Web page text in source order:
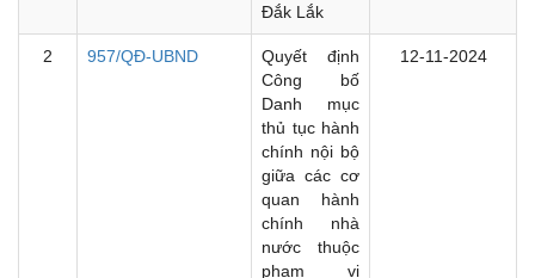
Đắk Lắk
2 957/QĐ-UBND
Quyết định
Công bố
Danh mục
thủ tục hành
chính nội bộ
giữa các cơ
quan hành
chính nhà
nước thuộc
phạm vi
12-11-2024